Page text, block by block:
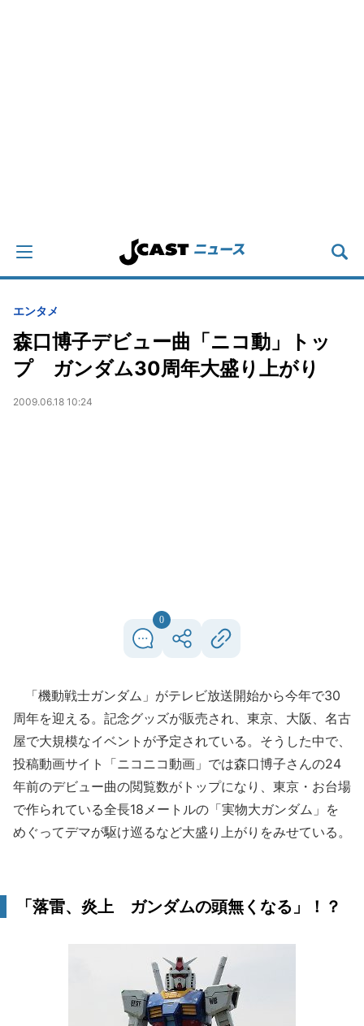
エンタメ
森口博子デビュー曲「ニコ動」トッ
プ ガンダム30周年大盛り上がり
2009.06.18 10:24
0
「機動戦士ガンダム」がテレビ放送開始から今年で30
周年を迎える。記念グッズが販売され、東京、大阪、名古
屋で大規模なイベントが予定されている。そうした中で、
投稿動画サイト「ニコニコ動画」では森口博子さんの24
年前のデビュー曲の閲覧数がトップになり、東京・お台場
で作られている全長18メートルの「実物大ガンダム」を
めぐってデマが駆け巡るなど大盛り上がりをみせている。
「落雷、炎上 ガンダムの頭無くなる」！？